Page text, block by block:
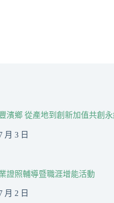
濱鄉 從產地到創新加值共創
月 3 日
證照輔導暨職涯增能活動
月 2 日